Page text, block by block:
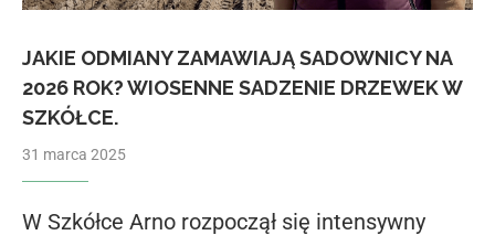
JAKIE ODMIANY ZAMAWIAJĄ SADOWNICY NA
2026 ROK? WIOSENNE SADZENIE DRZEWEK W
SZKÓŁCE.
31 marca 2025
W Szkółce Arno rozpoczął się intensywny